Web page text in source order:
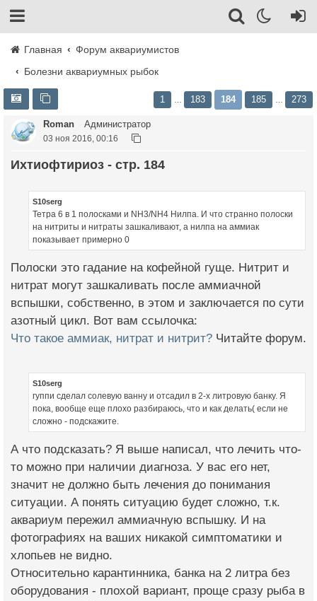
Главная
Форум аквариумистов
Болезни аквариумных рыбок
1 183 184 185 273
Roman Администратор
03 ноя 2016, 00:16
Ихтиофтириоз - стр. 184
S10serg
Тетра 6 в 1 полосками и NH3/NH4 Нилпа. И что странно полоски
на нитриты и нитраты зашкаливают, а нилпа на аммиак
показывает примерно 0
Полоски это гадание на кофейной гуще. Нитрит и
нитрат могут зашкаливать после аммиачной
вспышки, собственно, в этом и заключается по сути
азотный цикл. Вот вам ссылочка:
Что такое аммиак, нитрат и нитрит? Читайте форум.
S10serg
гуппи сделал солевую ванну и отсадил в 2-х литровую банку. Я
пока, вообще еще плохо разбираюсь, что и как делать( если не
сложно - подскажите.
А что подсказать? Я выше написал, что лечить что-
то можно при наличии диагноза. У вас его нет,
значит не должно быть лечения до понимания
ситуации. А понять ситуацию будет сложно, т.к.
аквариум пережил аммиачную вспышку. И на
фотографиях на ваших никакой симптоматики и
хлопьев не видно.
Относительно карантинника, банка на 2 литра без
оборудования - плохой вариант, проще сразу рыба в